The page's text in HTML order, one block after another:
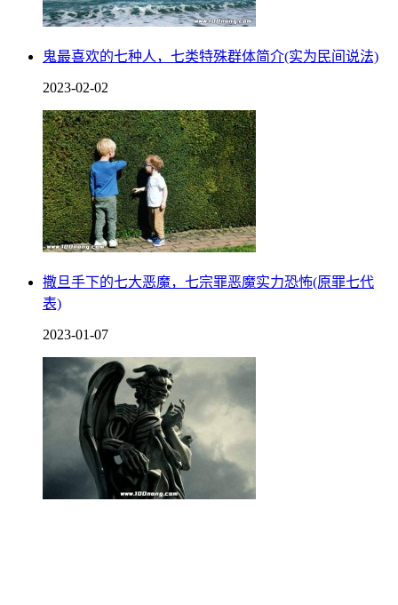
鬼最喜欢的七种人，七类特殊群体简介(实为民间说法)
2023-02-02
撒旦手下的七大恶魔，七宗罪恶魔实力恐怖(原罪七代
表)
2023-01-07